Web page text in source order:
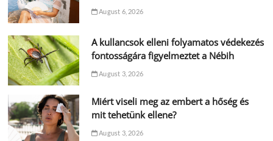
August 6, 2026
A kullancsok elleni folyamatos védekezés
fontosságára figyelmeztet a Nébih
August 3, 2026
Miért viseli meg az embert a hőség és
mit tehetünk ellene?
August 3, 2026